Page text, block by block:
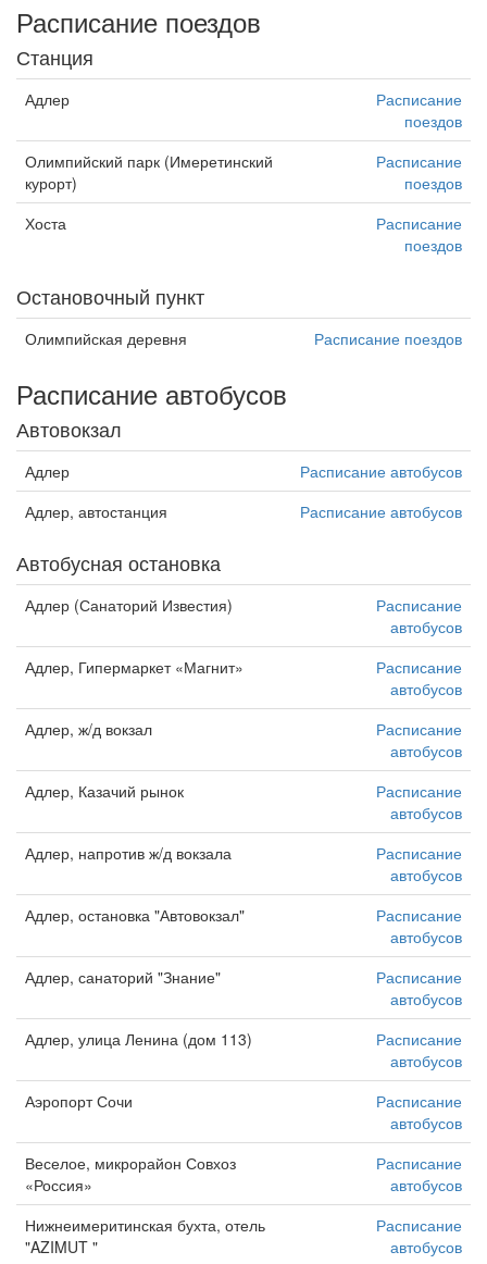
Расписание поездов
Станция
Адлер
Расписание
поездов
Олимпийский парк (Имеретинский
курорт)
Расписание
поездов
Хоста
Расписание
поездов
Остановочный пункт
Олимпийская деревня Расписание поездов
Расписание автобусов
Автовокзал
Адлер
Расписание автобусов
Адлер, автостанция
Расписание автобусов
Автобусная остановка
Адлер (Санаторий Известия)
Расписание
автобусов
Адлер, Гипермаркет «Магнит»
Расписание
автобусов
Адлер, ж/д вокзал
Расписание
автобусов
Адлер, Казачий рынок
Расписание
автобусов
Адлер, напротив ж/д вокзала
Расписание
автобусов
Адлер, остановка "Автовокзал"
Расписание
автобусов
Адлер, санаторий "Знание"
Расписание
автобусов
Адлер, улица Ленина (дом 113)
Расписание
автобусов
Аэропорт Сочи
Расписание
автобусов
Веселое, микрорайон Совхоз
«Россия»
Расписание
автобусов
Нижнеимеритинская бухта, отель
"AZIMUT "
Расписание
автобусов